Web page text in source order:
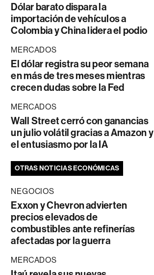
Dólar barato dispara la
importación de vehículos a
Colombia y China lidera el podio
MERCADOS
El dólar registra su peor semana
en más de tres meses mientras
crecen dudas sobre la Fed
MERCADOS
Wall Street cerró con ganancias
un julio volátil gracias a Amazon y
el entusiasmo por la IA
OTRAS NOTICIAS ECONÓMICAS
NEGOCIOS
Exxon y Chevron advierten
precios elevados de
combustibles ante refinerías
afectadas por la guerra
MERCADOS